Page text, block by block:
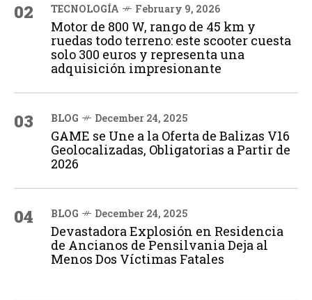
02 TECNOLOGÍA February 9, 2026
Motor de 800 W, rango de 45 km y
ruedas todo terreno: este scooter cuesta
solo 300 euros y representa una
adquisición impresionante
03 BLOG December 24, 2025
GAME se Une a la Oferta de Balizas V16
Geolocalizadas, Obligatorias a Partir de
2026
04 BLOG December 24, 2025
Devastadora Explosión en Residencia
de Ancianos de Pensilvania Deja al
Menos Dos Víctimas Fatales